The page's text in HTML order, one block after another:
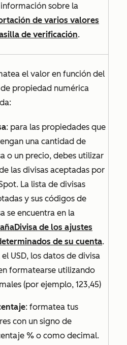
información sobre la
de varios valores
de verificación.
el valor en función del
propiedad numérica
: para las propiedades que
una cantidad de
o un precio, debes utilizar
las divisas aceptadas por
La lista de divisas
y sus códigos de
se encuentra en la
Divisa de los ajustes
de su cuenta.
el USD, los datos de divisa
formatearse utilizando
(por ejemplo, 123,45)
: formatea tus
con un signo de
% o como decimal.